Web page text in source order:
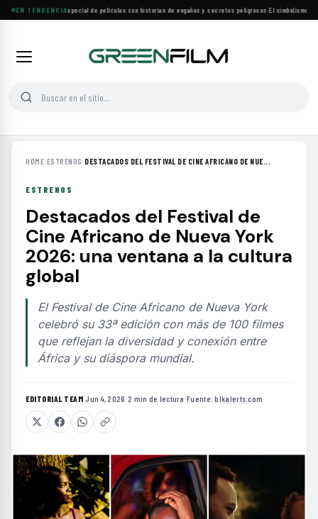
EN TENDENCIA
Lifetime estrena especial de películas con historias de engaños y secretos peligrosos·El simbolismo de
HOME›ESTRENOS ›DESTACADOS DEL FESTIVAL DE CINE AFRICANO DE NUE...
ESTRENOS
Destacados del Festival de
Cine Africano de Nueva York
2026: una ventana a la cultura
global
El Festival de Cine Africano de Nueva York
celebró su 33ª edición con más de 100 filmes
que reflejan la diversidad y conexión entre
África y su diáspora mundial.
EDITORIAL TEAM·Jun 4, 2026 ·2 min de lectura ·Fuente:blkalerts.com